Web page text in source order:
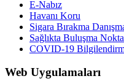
E-Nabız
Havanı Koru
Sigara Bırakma
Sağlıkta Buluşma
COVID-19
Web Uygulamaları